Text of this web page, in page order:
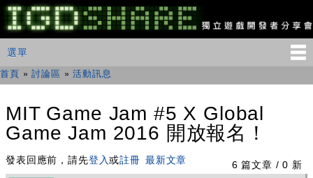
移
至
主
IGDSHARE
獨
遊
者
分
會
主選單
選單
您在這裡
首頁 »討論區 »活動訊息
MIT Game Jam #5 X Global
Game Jam 2016 開放報名！
6 篇文章 / 0 新
發表回應前，請先登入或註冊 最新文章